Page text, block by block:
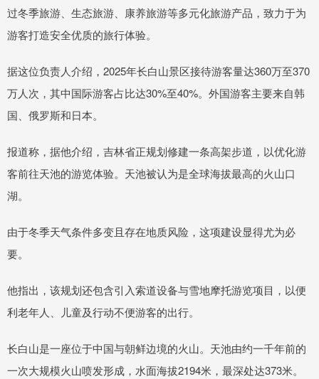
过冬季旅游、生态旅游、康养旅游等多元化旅游产品，致力于为
游客打造安全优质的旅行体验。
据这位负责人介绍，2025年长白山景区接待游客量达360万至370
万人次，其中国际游客占比达30%至40%。外国游客主要来自韩
国、俄罗斯和日本。
报道称，据他介绍，吉林省正规划修建一条高架步道，以优化游
客前往天池的游览体验。天池被认为是全球海拔最高的火山口
湖。
由于冬季天气条件多变且存在地质风险，这项建设显得尤为必
要。
他指出，该规划还包含引入索道设备与雪地摩托游览项目，以便
利老年人、儿童及行动不便游客的出行。
长白山是一座位于中国与朝鲜边境的火山。天池由约一千年前的
一次大规模火山喷发形成，水面海拔2194米，最深处达373米。